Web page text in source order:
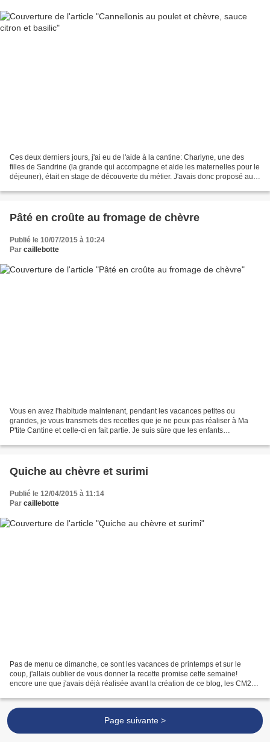
Ces deux derniers jours, j'ai eu de l'aide à la cantine: Charlyne, une des
filles de Sandrine (la grande qui accompagne et aide les maternelles pour le
déjeuner), était en stage de découverte du métier. J'avais donc proposé au
Pâté en croûte au fromage de chèvre
Publié le 10/07/2015 à 10:24
Par caillebotte
Vous en avez l'habitude maintenant, pendant les vacances petites ou
grandes, je vous transmets des recettes que je ne peux pas réaliser à Ma
P'tite Cantine et celle-ci en fait partie. Je suis sûre que les enfants
Quiche au chèvre et surimi
Publié le 12/04/2015 à 11:14
Par caillebotte
Pas de menu ce dimanche, ce sont les vacances de printemps et sur le
coup, j'allais oublier de vous donner la recette promise cette semaine!
encore une que j'avais déjà réalisée avant la création de ce blog, les CM2
Page suivante >